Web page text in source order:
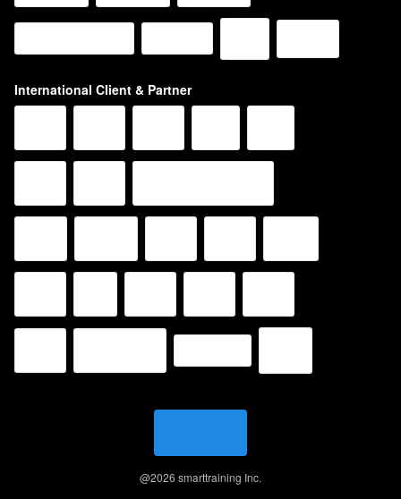
International Client & Partner
@2026 smarttraining Inc.